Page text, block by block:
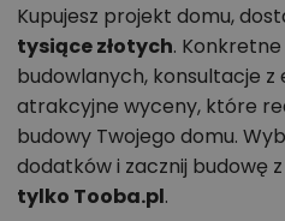
Kupujesz projekt domu,
tysiące złotych.
budowlanych, konsultacje
atrakcyjne wyceny, które
budowy Twojego domu.
dodatków i zacznij budowę
tylko Tooba.pl.